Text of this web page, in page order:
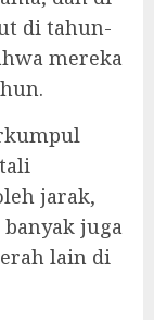
di tahun-
mereka
jarak,
juga
lain di